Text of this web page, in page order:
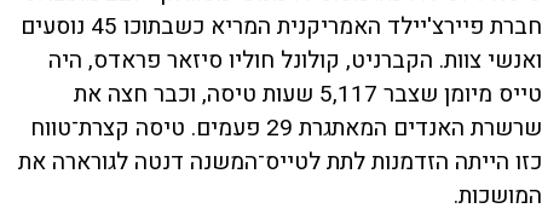
חברת פיירצ'יילד האמריקנית המריא כשבתוכו 45 נוסעים
ואנשי צוות. הקברניט, קולונל חוליו סיזאר פראדס, היה
טייס מיומן שצבר 5,117 שעות טיסה, וכבר חצה את
שרשרת האנדים המאתגרת 29 פעמים. טיסה קצרת־טווח
כזו הייתה הזדמנות לתת לטייס־המשנה דנטה לגורארה את
המושכות.